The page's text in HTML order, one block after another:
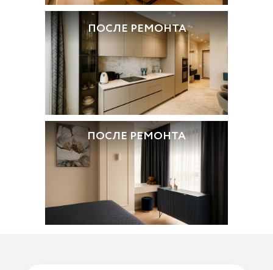
ДО РЕМОНТА
ПОСЛЕ РЕМОНТА
ДО РЕМОНТА
ПОСЛЕ РЕМОНТА